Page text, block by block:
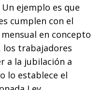
ejemplo es que
cumplen con el
en concepto
trabajadores
a la jubilación a
lo establece el